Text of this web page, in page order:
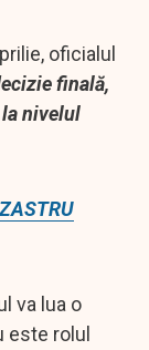
oficialul
finală,
nivelul
va lua o
este rolul